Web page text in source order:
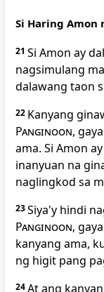
Si Haring Amon
21 Si Amon ay
nagsimulang
dalawang taon
22 Kanyang
Panginoon,
ama. Si Amon
inanyuan na
naglingkod sa
23Siya'y hindi
Panginoon,
kanyang ama,
ng higit pang
24At ang